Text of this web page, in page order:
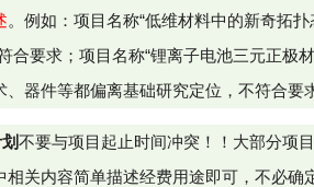
。例如：项目名称“低维材料中的新奇拓
合要求；项目名称“锂离子电池三元正
器件等都偏离基础研究定位，不符合要
不要与项目起止时间冲突！！大部分项
关内容简单描述经费用途即可，不必确